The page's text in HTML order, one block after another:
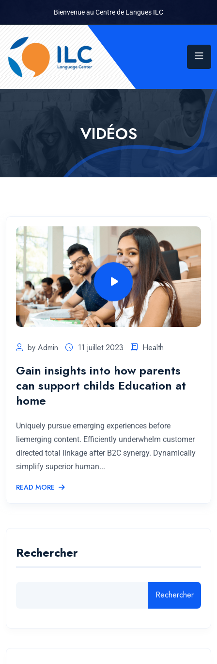
Bienvenue au Centre de Langues ILC
VIDÉOS
by Admin 11 juillet 2023 Health
Gain insights into how parents
can support childs Education at
home
Uniquely pursue emerging experiences before
liemerging content. Efficiently underwhelm customer
directed total linkage after B2C synergy. Dynamically
simplify superior human...
READ MORE
Rechercher
Rechercher